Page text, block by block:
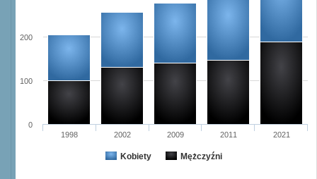
Kobiety Mężczyźni
1998 2002 2009 2011 2021
0
100
200